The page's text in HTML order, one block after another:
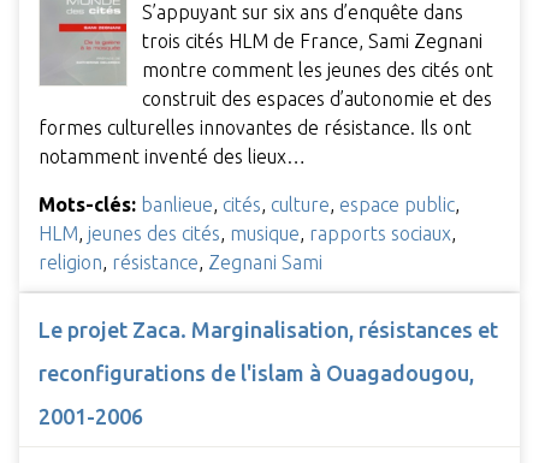
S’appuyant sur six ans d’enquête dans
trois cités HLM de France, Sami Zegnani
montre comment les jeunes des cités ont
construit des espaces d’autonomie et des
formes culturelles innovantes de résistance. Ils ont
notamment inventé des lieux…
Mots-clés: banlieue, cités, culture, espace public,
HLM, jeunes des cités, musique, rapports sociaux,
religion, résistance, Zegnani Sami
Le projet Zaca. Marginalisation, résistances et
reconfigurations de l'islam à Ouagadougou,
2001-2006